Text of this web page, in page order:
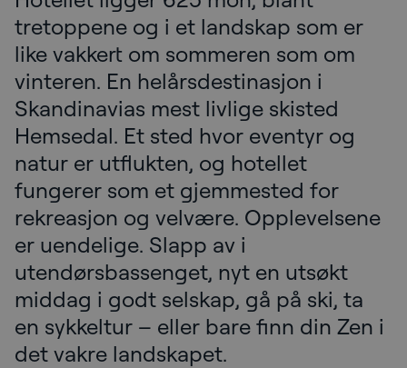
tretoppene og i et landskap som er
like vakkert om sommeren som om
vinteren. En helårsdestinasjon i
Skandinavias mest livlige skisted
Hemsedal. Et sted hvor eventyr og
natur er utflukten, og hotellet
fungerer som et gjemmested for
rekreasjon og velvære. Opplevelsene
er uendelige. Slapp av i
utendørsbassenget, nyt en utsøkt
middag i godt selskap, gå på ski, ta
en sykkeltur – eller bare finn din Zen i
det vakre landskapet.